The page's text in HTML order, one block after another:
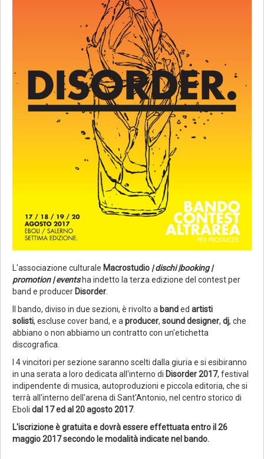
L'associazione culturale Macrostudio | dischi |booking |
promotion | events ha indetto la terza edizione del contest per
band e producer Disorder
Il bando, diviso in due sezioni, è rivolto a banded artisti
solisti, escluse cover band, e a producer, sound designer, dj, che
abbiano o non abbiamo un contratto con un'etichetta
discografica.
I 4 vincitori per sezione saranno scelti dalla giuria e si esibiranno
in una serata a loro dedicata all'interno di Disorder 2017, festival
indipendente di musica, autoproduzioni e piccola editoria, che si
terrà all'interno dell'arena di Sant'Antonio, nel centro storico di
Eboli dal 17 ed al 20 agosto 2017.
L'iscrizione è gratuita e dovrà essere effettuata entro il 26
maggio 2017 secondo le modalità indicate nel bando.